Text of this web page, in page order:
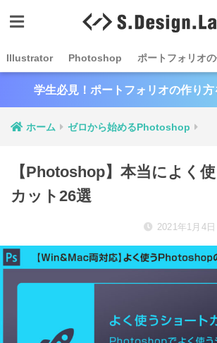
Illustrator Photoshop ポートフォリオ
学生必見！ポートフォリオの作り方
ホーム ゼロから始めるPhotoshop
【Photoshop】本当によく
カット26選
2021年1月4日